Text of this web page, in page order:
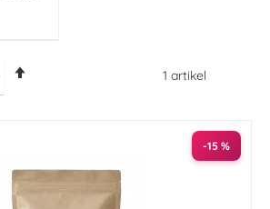
1 artikel
-15 %